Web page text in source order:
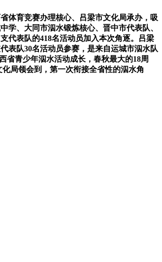
体育竞赛办理核心、吕梁市文化局承办，吸
学、大同市泅水锻炼核心、晋中市代表队、
代表队的418名活动员加入本次角逐。吕梁
表队30名活动员参赛，是来自运城市泅水队
省青少年泅水活动成长，春秋最大的18周
局领会到，第一次衔接全省性的泅水角